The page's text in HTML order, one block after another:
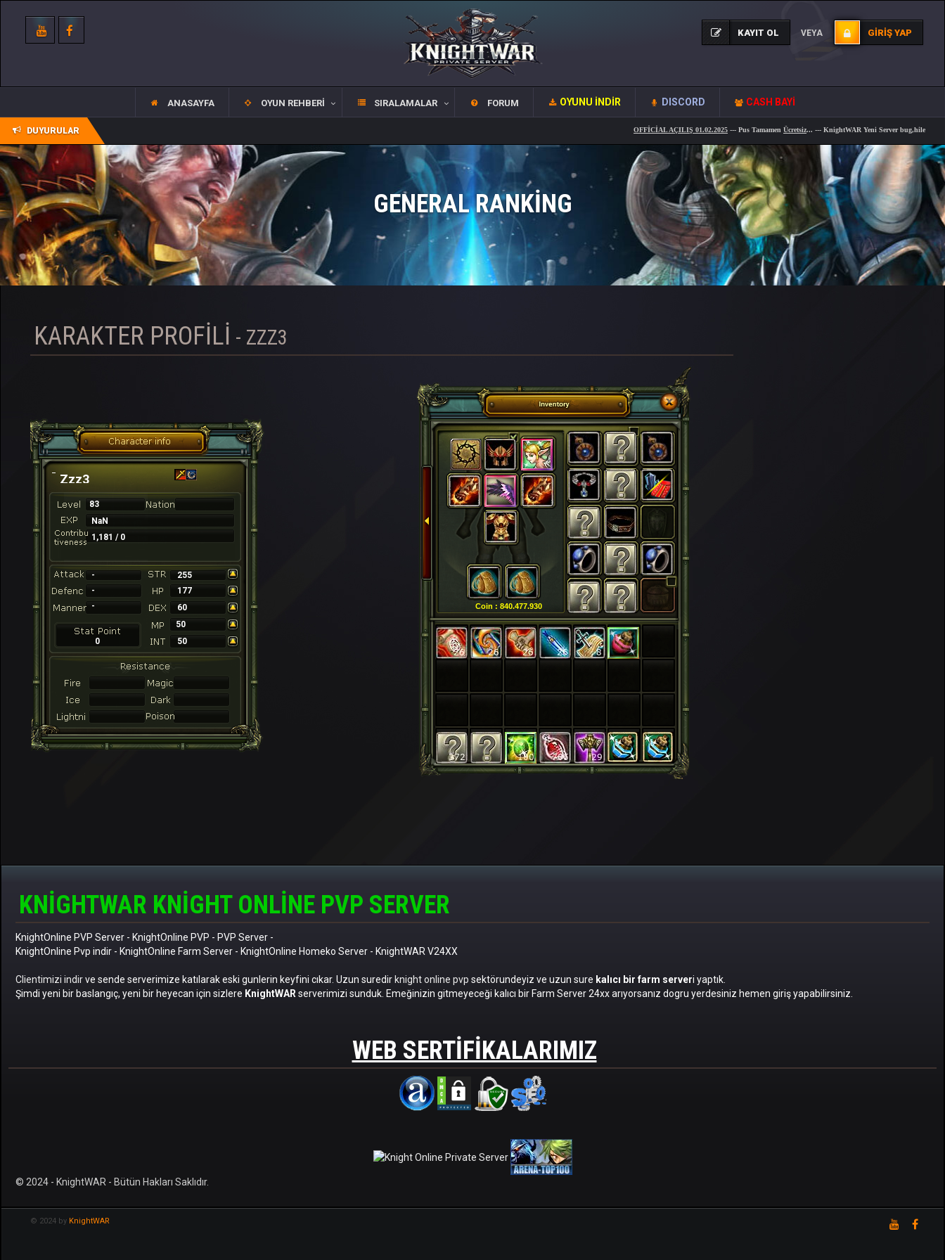
KAYIT OL VEYA GIRIŞ YAP
ANASAYFA OYUN REHBERI SIRALAMALAR FORUM OYUNU İNDIR DISCORD CASH BAYİ
DUYURULAR OFFİCİAL AÇILIŞ 01.02.2025--- Pus TamamenÜcretsiz ... --- KnightWAR Yeni Server bug,hiletamamen fix
GENERAL RANKING
KARAKTER PROFILI - ZZZ3
Zzz3
83
NaN
1,181 / 0
-
255
-
177
-
60
50
0
50
KNIGHTWAR KNIGHT ONLINE PVP SERVER
KnightOnline PVP Server - KnightOnline PVP - PVP Server -
KnightOnline Pvp indir - KnightOnline Farm Server - KnightOnline Homeko Server - KnightWAR V24XX
Clientimizi indirve sende serverimize katılarak eski gunlerin keyfini cıkar. Uzun suredir knight online pvp sektörundeyiz ve uzun sure kalıcı bir farm serveri yaptık.
Şimdi yeni bir baslangıç, yeni bir heyecan için sizlere KnightWAR serverimizi sunduk. Emeğinizin gitmeyeceği kalıcı bir Farm Server 24xx arıyorsanız dogru yerdesiniz hemen giriş yapabilirsiniz.
WEB SERTIFIKALARIMIZ
© 2024 - KnightWAR - Bütün Hakları Saklıdır.
© 2024 by KnightWAR